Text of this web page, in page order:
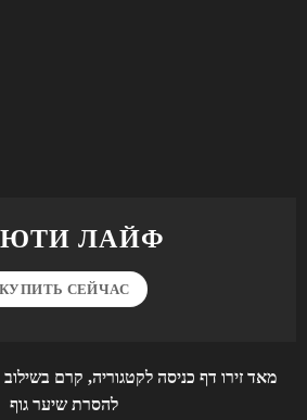
ЛАЙФ
КУПИТЬ СЕЙЧАС